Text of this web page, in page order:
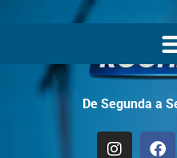
De Segunda a